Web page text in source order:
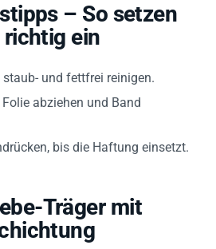
– So setzen
richtig ein
staub- und fettfrei reinigen.
abziehen und Band
bis die Haftung einsetzt.
Träger mit